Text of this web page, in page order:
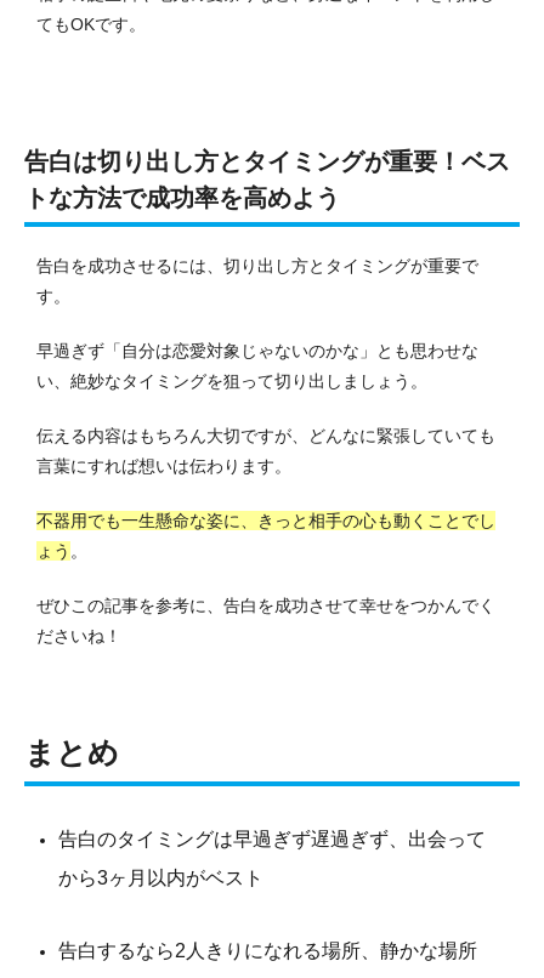
てもOKです。
告白は切り出し方とタイミングが重要！ベス
トな方法で成功率を高めよう
告白を成功させるには、切り出し方とタイミングが重要で
す。
早過ぎず「自分は恋愛対象じゃないのかな」とも思わせな
い、絶妙なタイミングを狙って切り出しましょう。
伝える内容はもちろん大切ですが、どんなに緊張していても
言葉にすれば想いは伝わります。
不器用でも一生懸命な姿に、きっと相手の心も動くことでし
ょう 。
ぜひこの記事を参考に、告白を成功させて幸せをつかんでく
ださいね！
まとめ
告白のタイミングは早過ぎず遅過ぎず、出会って
から3ヶ月以内がベスト
告白するなら2人きりになれる場所、静かな場所